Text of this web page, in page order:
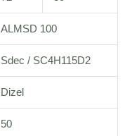
ALMSD 100
Sdec / SC4H115D2
Dizel
50